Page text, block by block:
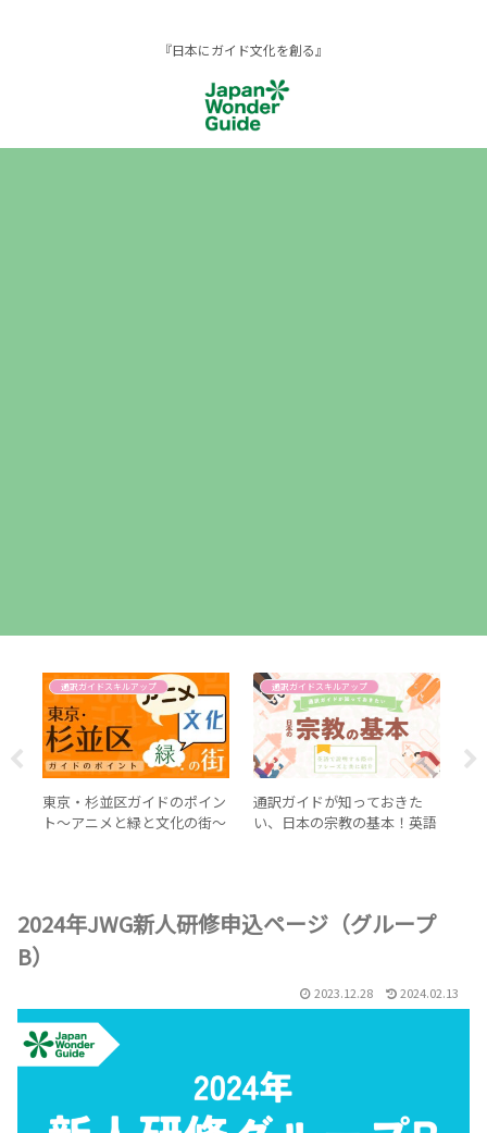
『日本にガイド文化を創る』
通訳ガイドスキルアップ
東京・杉並区ガイドのポイン
ト〜アニメと緑と文化の街〜
通訳ガイドスキルアップ
通訳ガイドが知っておきた
い、日本の宗教の基本！英語
2024年JWG新人研修申込ページ（グループ
B）
2023.12.28 2024.02.13